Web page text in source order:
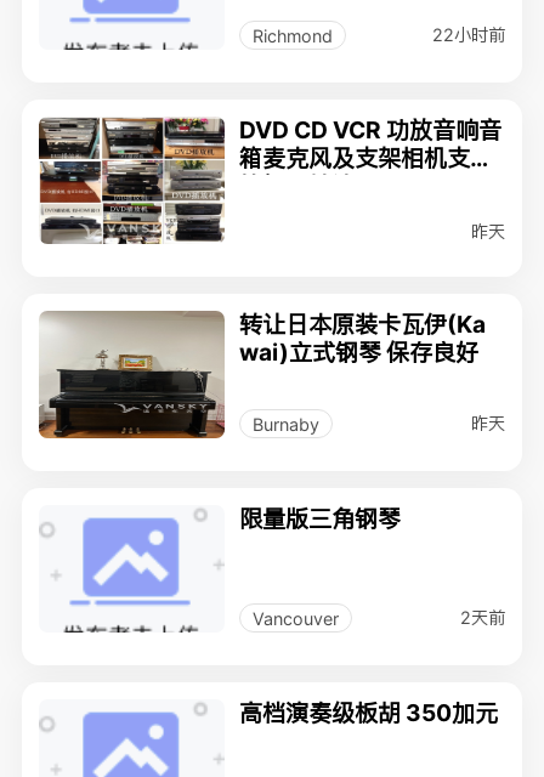
Richmond 22小时前
DVD CD VCR 功放音响音
箱麦克风及支架相机支架
昨天
转让日本原装卡瓦伊(Ka
wai)立式钢琴 保存良好
Burnaby 昨天
限量版三角钢琴
Vancouver 2天前
高档演奏级板胡 350加元